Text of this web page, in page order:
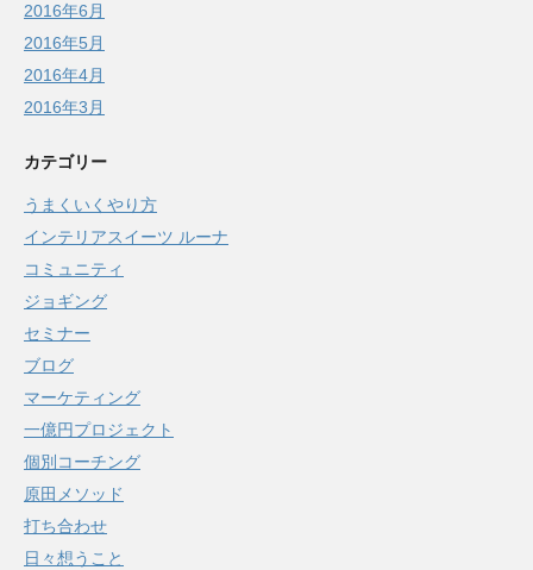
2016年6月
2016年5月
2016年4月
2016年3月
カテゴリー
うまくいくやり方
インテリアスイーツ ルーナ
コミュニティ
ジョギング
セミナー
ブログ
マーケティング
一億円プロジェクト
個別コーチング
原田メソッド
打ち合わせ
日々想うこと